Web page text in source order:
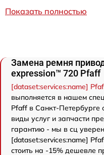
Показать полностью
Замена ремня
expression™ 720 Pfaff
[dataset:services:name]
выполняется в нашем
Pfaff в Санкт-
виды услуг и запчасти
гарантию - мы в сц
[dataset:services:name]
стоить на -15% дешевле